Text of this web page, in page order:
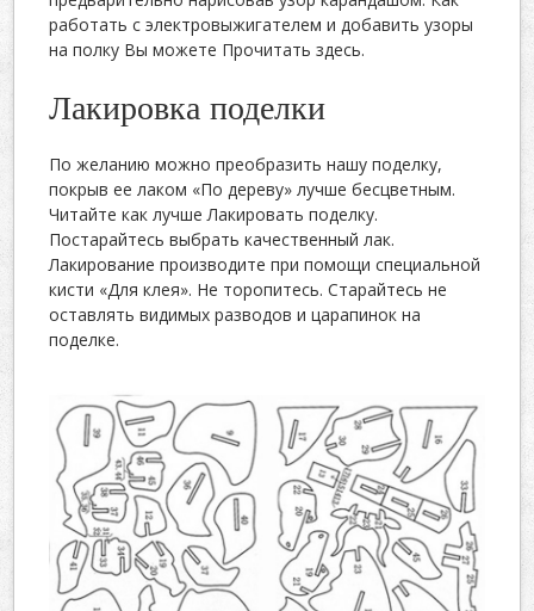
работать с электровыжигателем и добавить узоры
на полку Вы можете Прочитать здесь.
Лакировка поделки
По желанию можно преобразить нашу поделку,
покрыв ее лаком «По дереву» лучше бесцветным.
Читайте как лучше Лакировать поделку.
Постарайтесь выбрать качественный лак.
Лакирование производите при помощи специальной
кисти «Для клея». Не торопитесь. Старайтесь не
оставлять видимых разводов и царапинок на
поделке.